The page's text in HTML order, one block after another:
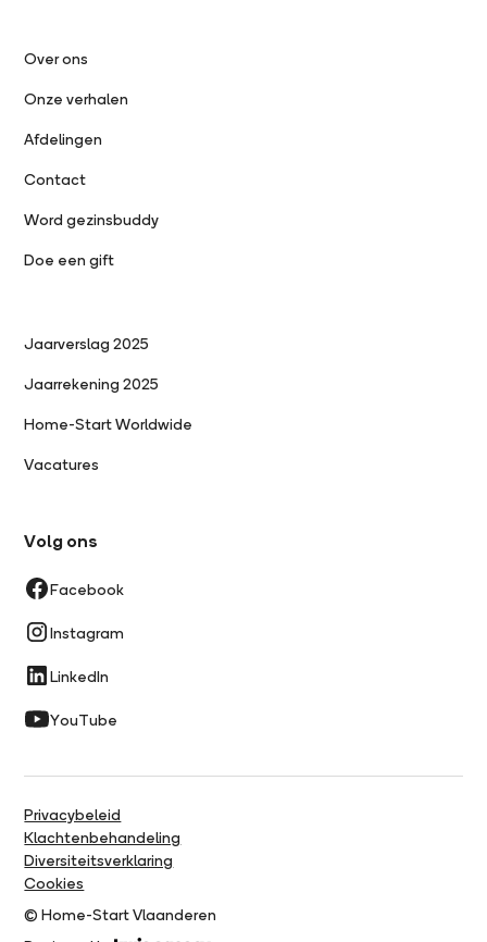
Over ons
Onze verhalen
Afdelingen
Contact
Word gezinsbuddy
Doe een gift
Jaarverslag 2025
Jaarrekening 2025
Home-Start Worldwide
Vacatures
Volg ons
Facebook
Instagram
LinkedIn
YouTube
© Home-Start Vlaanderen
Privacybeleid
Klachtenbehandeling
Diversiteitsverklaring
Cookies